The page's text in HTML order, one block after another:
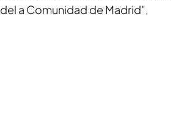
a Comunidad de Madrid",